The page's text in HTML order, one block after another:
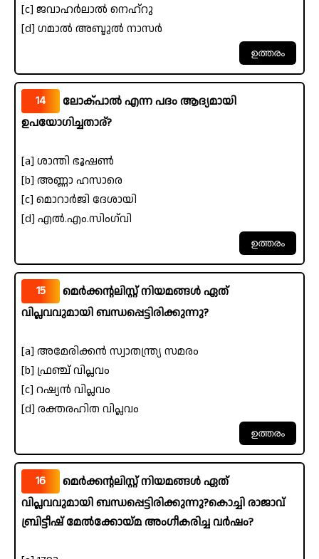
[c] ജവാഹർലാൽ നെഹ്‌റു
[d] ഗമാൽ അബ്ദുൽ നാസർ
14
ലോക്പാൽ എന്ന പദം ആദ്യമായി
ഉപയോഗിച്ചതാര്?
[a] ശാന്തി ഭൂഷൺ
[b] അണ്ണാ ഹസാരെ
[c] മൊറാർജി ദേശായി
[d] എൽ.എം.സിംഗ്‌വി
15
മെർക്കന്റലിസ്റ്റ് നിയമങ്ങൾ ഏത്
വിപ്ലവവുമായി ബന്ധപ്പെട്ടിരിക്കുന്നു?
[a] അമേരിക്കൻ സ്വാതന്ത്ര്യ സമരം
[b] ഫ്രഞ്ച് വിപ്ലവം
[c] റഷ്യൻ വിപ്ലവം
[d] രക്തരഹിത വിപ്ലവം
16
മെർക്കന്റലിസ്റ്റ് നിയമങ്ങൾ ഏത്
വിപ്ലവവുമായി ബന്ധപ്പെട്ടിരിക്കുന്നു?കൊച്ചി രാജാവ്
ബ്രിട്ടീഷ് മേൽക്കോയ്മ അംഗീകരിച്ച വർഷം?